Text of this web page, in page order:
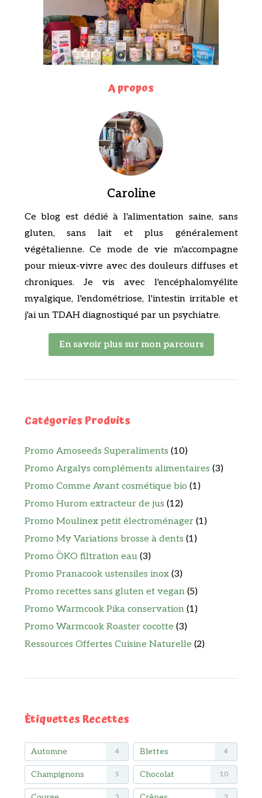
A propos
Caroline
Ce blog est dédié à l'alimentation saine, sans
gluten, sans lait et plus généralement
végétalienne. Ce mode de vie m'accompagne
pour mieux-vivre avec des douleurs diffuses et
chroniques. Je vis avec l'encéphalomyélite
myalgique, l'endométriose, l'intestin irritable et
j'ai un TDAH diagnostiqué par un psychiatre.
En savoir plus sur mon parcours
Catégories Produits
Promo Amoseeds Superaliments (10)
Promo Argalys compléments alimentaires (3)
Promo Comme Avant cosmétique bio (1)
Promo Hurom extracteur de jus (12)
Promo Moulinex petit électroménager (1)
Promo My Variations brosse à dents (1)
Promo ÖKO filtration eau (3)
Promo Pranacook ustensiles inox (3)
Promo recettes sans gluten et vegan (5)
Promo Warmcook Pika conservation (1)
Promo Warmcook Roaster cocotte (3)
Ressources Offertes Cuisine Naturelle (2)
Étiquettes Recettes
Automne 4 Blettes 4
Champignons 5 Chocolat 10